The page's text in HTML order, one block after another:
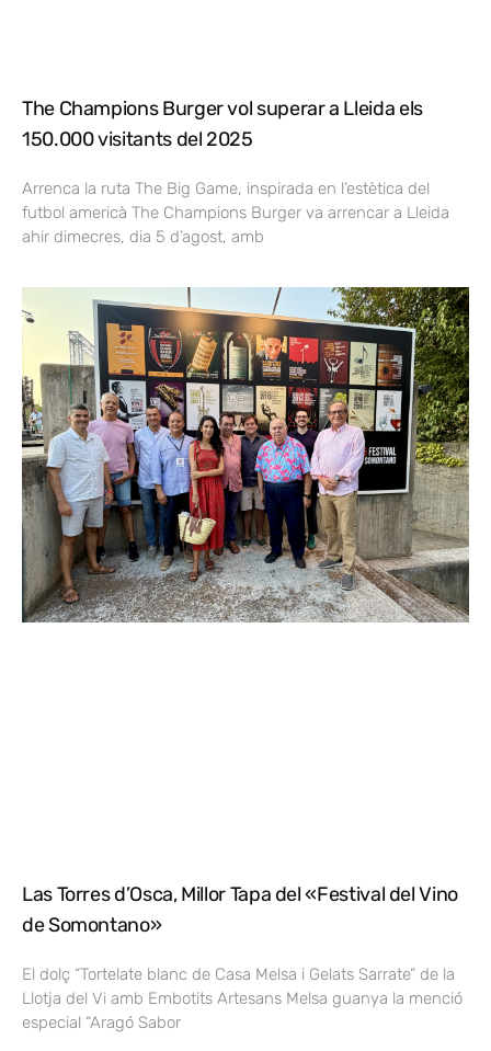
The Champions Burger vol superar a Lleida els
150.000 visitants del 2025
Arrenca la ruta The Big Game, inspirada en l’estètica del
futbol americà The Champions Burger va arrencar a Lleida
ahir dimecres, dia 5 d’agost, amb
Las Torres d’Osca, Millor Tapa del «Festival del Vino
de Somontano»
El dolç “Tortelate blanc de Casa Melsa i Gelats Sarrate” de la
Llotja del Vi amb Embotits Artesans Melsa guanya la menció
especial “Aragó Sabor